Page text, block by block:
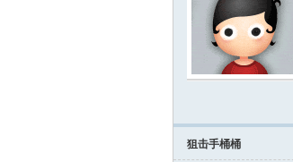
狙击手桶桶